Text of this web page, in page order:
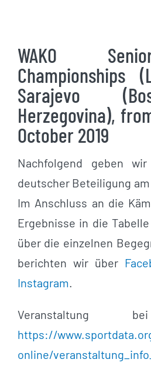
WAKO
Championships
Sarajevo
Herzegovina),
October 2019
Nachfolgend geben
deutscher Beteiligung
Im Anschluss an die
Ergebnisse in die
über die einzelnen
berichten wir über
Instagram.
Veranstaltung
https://
online/